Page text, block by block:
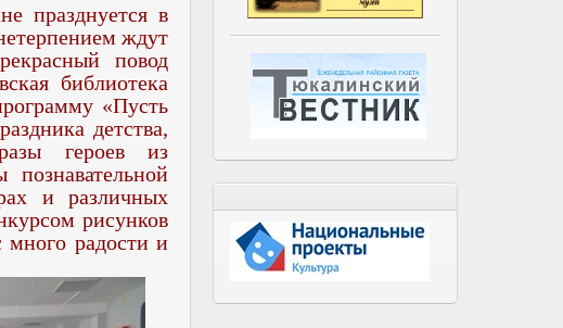
празднуется в
ждут
повод
библиотека
«Пусть
детства,
героев из
и различных
рисунков
много радости и